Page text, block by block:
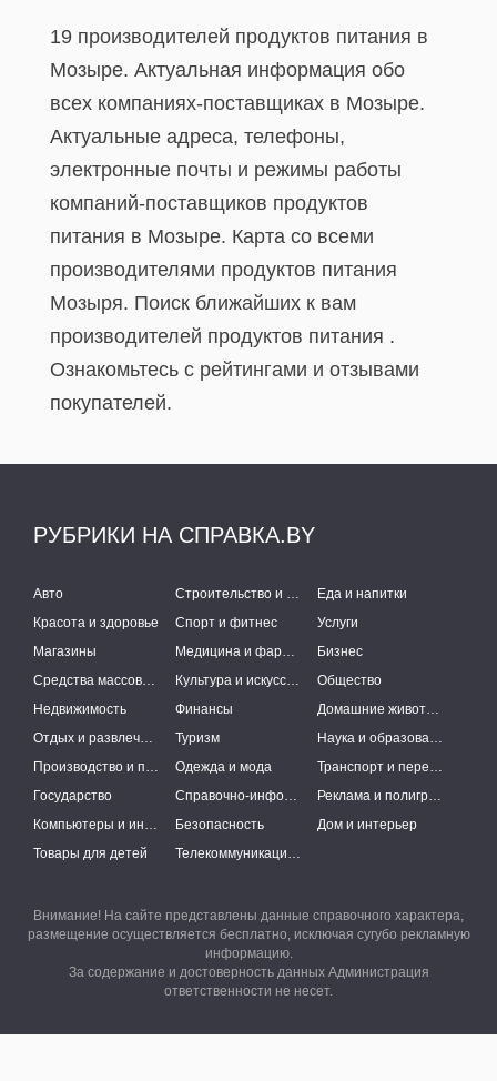
19 производителей продуктов питания в
Мозыре. Актуальная информация обо
всех компаниях-поставщиках в Мозыре.
Актуальные адреса, телефоны,
электронные почты и режимы работы
компаний-поставщиков продуктов
питания в Мозыре. Карта со всеми
производителями продуктов питания
Мозыря. Поиск ближайших к вам
производителей продуктов питания .
Ознакомьтесь с рейтингами и отзывами
покупателей.
РУБРИКИ НА СПРАВКА.BY
Авто Строительство и ремонт
Еда и напитки
Красота и здоровье
Спорт и фитнес
Услуги
Магазины
Медицина и фармацевтика
Бизнес
Средства массовой информации
Культура и искусство
Общество
Недвижимость
Финансы
Домашние животные
Отдых и развлечения
Туризм
Наука и образование
Производство и поставки
Одежда и мода
Транспорт и перевозки
Государство
Справочно-информационные системы
Реклама и полиграфия
Компьютеры и интернет
Безопасность
Дом и интерьер
Товары для детей
Телекоммуникации и связь
Внимание! На сайте представлены данные справочного характера,
размещение осуществляется бесплатно, исключая сугубо рекламную
информацию.
За содержание и достоверность данных Администрация
ответственности не несет.